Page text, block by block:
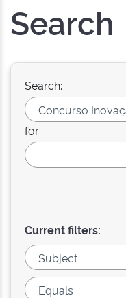
Search
Search:
for
Current filters: